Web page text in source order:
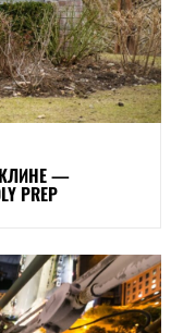
—
PREP